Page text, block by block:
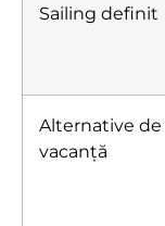
Sailing definit
Alternative de
vacanță